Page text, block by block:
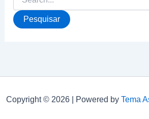
por:
Copyright © 2026 | Powered by Tema